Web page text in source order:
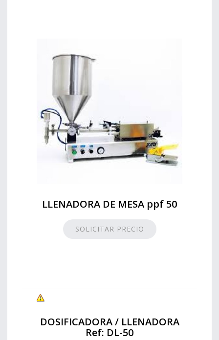
LLENADORA DE MESA ppf 50
SOLICITAR PRECIO
DOSIFICADORA / LLENADORA
Ref: DL-50